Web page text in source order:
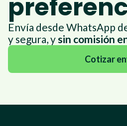
Envía desde WhatsApp
y segura, ysin comisión
Cotizar